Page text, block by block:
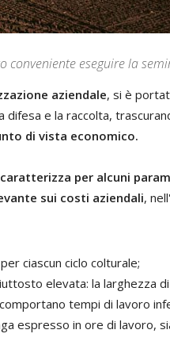
conveniente eseguire la
aziendale, si è
difesa e la raccolta,
di vista economico.
per alcuni
sui costi aziendali,
ciascun ciclo colturale;
elevata: la larghezza
tempi di lavoro
espresso in ore di lavoro,